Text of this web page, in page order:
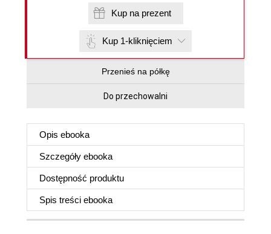
Kup na prezent
Kup 1-kliknięciem
Przenieś na półkę
Do przechowalni
Opis ebooka
Szczegóły ebooka
Dostępność produktu
Spis treści ebooka